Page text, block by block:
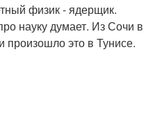
физик - ядерщик.
науку думает. Из Сочи в
произошло это в Тунисе.